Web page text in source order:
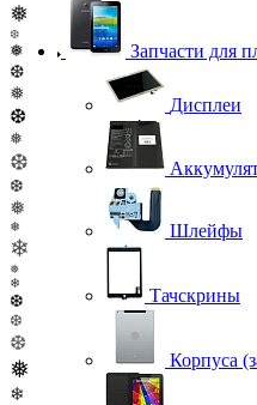
❅
❆
❅
❆
❅
❆
❅
❆
❆
❅
❅
❄
❅
❄
❆
❆
❆
❅
❄
Запчасти для
Дисплеи
Шлейфы
Тачскрины
Корпуса